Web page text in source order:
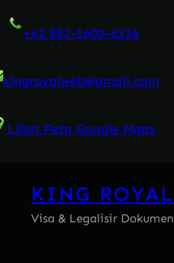
+62 852-1600-6336
kingroyalweb@gmail.com
Lihat Peta Google Maps
KING ROYAL
Visa & Legalisir Dokumen